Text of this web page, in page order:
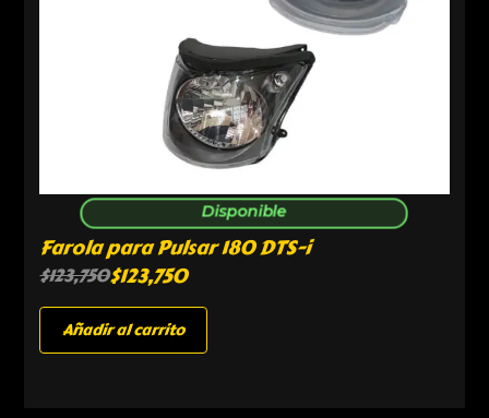
Disponible
Farola para Pulsar 180 DTS-i
$123,750$123,750
Añadir al carrito